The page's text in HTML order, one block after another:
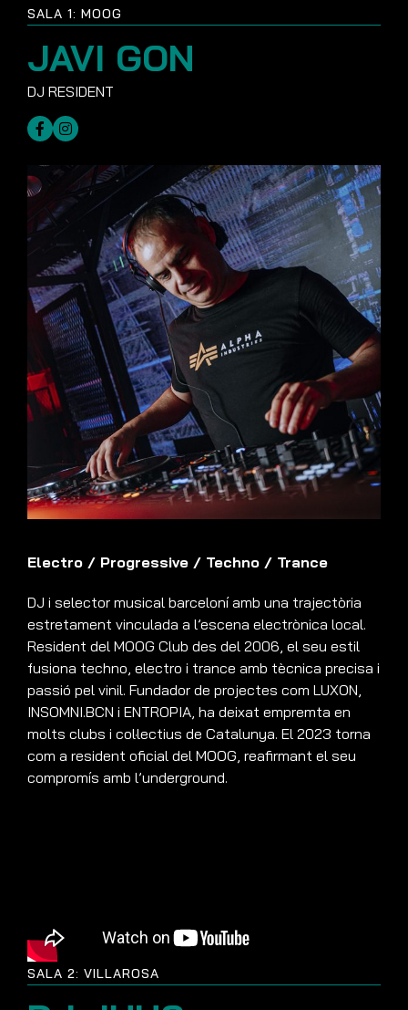
SALA 1: MOOG
JAVI GON
Electro / Progressive / Techno / Trance
DJ i selector musical barceloní amb una trajectòria
estretament vinculada a l’escena electrònica local.
Resident del MOOG Club des del 2006, el seu estil
fusiona techno, electro i trance amb tècnica precisa i
passió pel vinil. Fundador de projectes com LUXON,
INSOMNI.BCN i ENTROPIA, ha deixat empremta en
molts clubs i col·lectius de Catalunya. El 2023 torna
com a resident oficial del MOOG, reafirmant el seu
compromís amb l’underground.
SALA 2: VILLAROSA